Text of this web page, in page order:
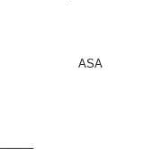
ASA